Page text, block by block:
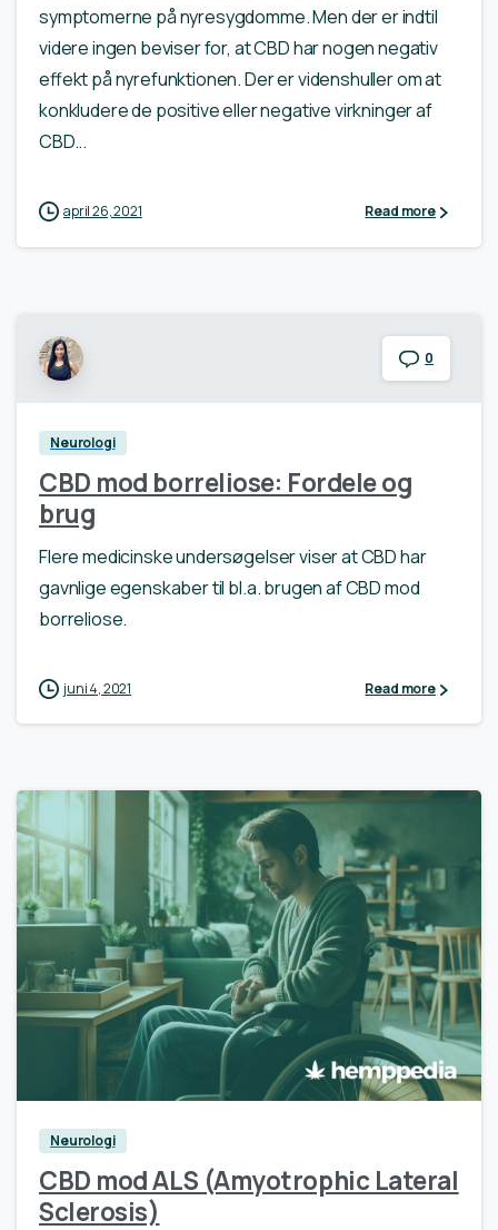
symptomerne på nyresygdomme. Men der er indtil
videre ingen beviser for, at CBD har nogen negativ
effekt på nyrefunktionen. Der er videnshuller om at
konkludere de positive eller negative virkninger af
CBD...
april 26, 2021 Read more
0
Neurologi
CBD mod borreliose: Fordele og
brug
Flere medicinske undersøgelser viser at CBD har
gavnlige egenskaber til bl.a. brugen af CBD mod
borreliose.
juni 4, 2021 Read more
Neurologi
CBD mod ALS (Amyotrophic Lateral
Sclerosis)